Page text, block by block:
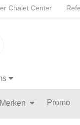
Chalet Center
Merken Promo